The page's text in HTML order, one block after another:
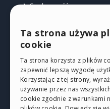
Społeczność
PROFIL
Moje wpisy
Moje licencje
Pobieranie
Ta strona używa
cookie
Ta strona korzysta z plików
zapewnić lepszą wygodę
Korzystając z tej strony,
używanie przez nas
cookie zgodnie z warunkami